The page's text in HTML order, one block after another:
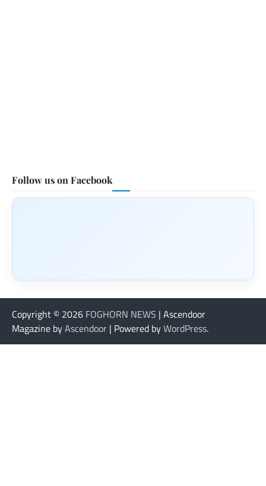
Follow us on Facebook
Copyright © 2026 FOGHORN NEWS | Ascendoor
Magazine byAscendoor | Powered byWordPress.